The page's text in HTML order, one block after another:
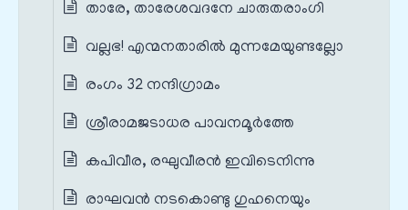
താരേ, താരേശവദനേ ചാരുതരാംഗി
വല്ലഭ! എന്മനതാരിൽ മുന്നമേയുണ്ടല്ലോ
രംഗം 32 നന്ദിഗ്രാമം
ശ്രീരാമജടാധര പാവനമൂർത്തേ
കപിവീര, രഘുവീരൻ ഇവിടെനിന്നു
രാഘവൻ നടകൊണ്ടു ഗുഹനെയും